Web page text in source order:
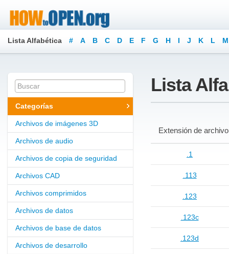
Lista Alfabética # A B C D E F G H I J K L M
Categorías
Archivos de imágenes 3D
Archivos de audio
Archivos de copia de seguridad
Archivos CAD
Archivos comprimidos
Archivos de datos
Archivos de base de datos
Archivos de desarrollo
Lista
Extensión de archivo
.1
.113
.123
.123c
.123d